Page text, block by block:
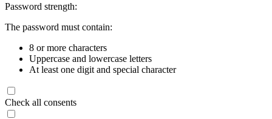
Password strength:
The password must contain:
8 or more characters
Uppercase and lowercase letters
At least one digit and special character
Check all consents